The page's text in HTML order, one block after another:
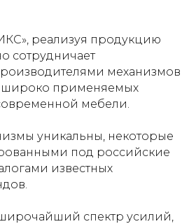
реализуя продукцию
сотрудничает
механизмов
применяемых
мебели.
уникальны, некоторые
под российские
известных
спектр усилий,